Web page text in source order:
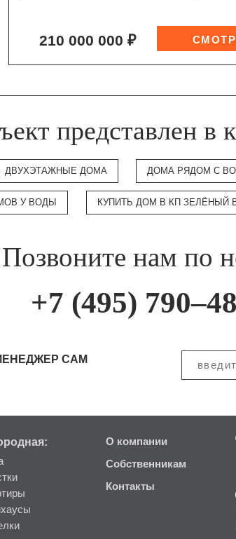
210 000 000 ₽
представлен в
ДВУХЭТАЖНЫЕ ДОМА ДОМА РЯДОМ С
У ВОДЫ КУПИТЬ ДОМ В КП ЗЕЛЁНЫЙ
Позвоните нам по
+7 (495)
САМ
О компании
Собственникам
Контакты